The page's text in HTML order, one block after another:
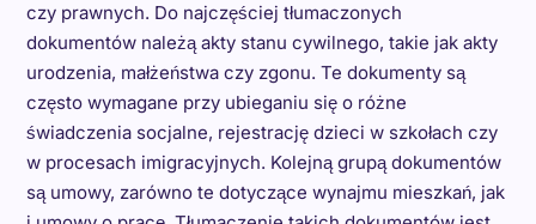
czy prawnych. Do najczęściej tłumaczonych
dokumentów należą akty stanu cywilnego, takie jak akty
urodzenia, małżeństwa czy zgonu. Te dokumenty są
często wymagane przy ubieganiu się o różne
świadczenia socjalne, rejestrację dzieci w szkołach czy
w procesach imigracyjnych. Kolejną grupą dokumentów
są umowy, zarówno te dotyczące wynajmu mieszkań, jak